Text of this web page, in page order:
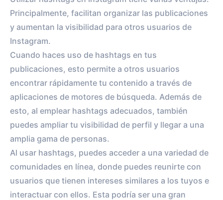
Principalmente, facilitan organizar las publicaciones
y aumentan la visibilidad para otros usuarios de
Instagram.
Cuando haces uso de hashtags en tus
publicaciones, esto permite a otros usuarios
encontrar rápidamente tu contenido a través de
aplicaciones de motores de búsqueda. Además de
esto, al emplear hashtags adecuados, también
puedes ampliar tu visibilidad de perfil y llegar a una
amplia gama de personas.
Al usar hashtags, puedes acceder a una variedad de
comunidades en línea, donde puedes reunirte con
usuarios que tienen intereses similares a los tuyos e
interactuar con ellos. Esta podría ser una gran